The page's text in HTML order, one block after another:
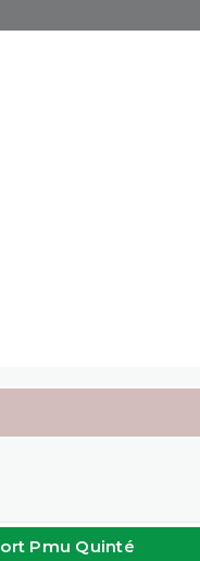
Pmu Quinté